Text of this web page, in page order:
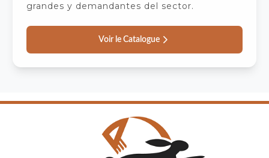
grandes y demandantes del sector.
Voir le Catalogue